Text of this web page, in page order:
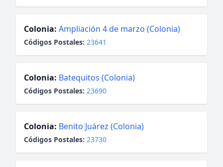
Colonia: Ampliación 4 de marzo (Colonia)
Códigos Postales: 23641
Colonia: Batequitos (Colonia)
Códigos Postales: 23690
Colonia: Benito Juárez (Colonia)
Códigos Postales: 23730